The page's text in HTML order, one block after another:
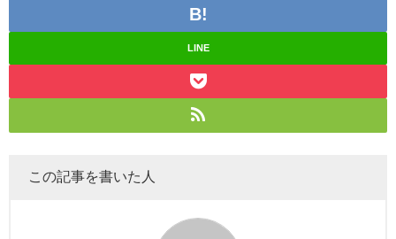
LINE
この記事を書いた人